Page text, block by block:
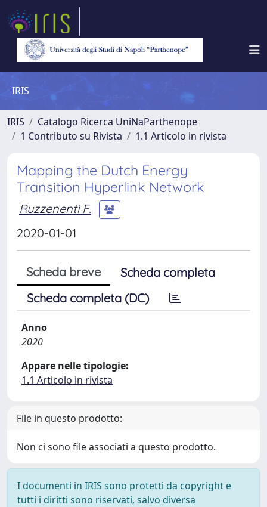
IRIS
IRIS
Catalogo Ricerca UniNaParthenope
1 Contributo su Rivista
1.1 Articolo in rivista
Mapping the Dutch Energy
Transition Hyperlink Network
Ruzzenenti F.
2020-01-01
Scheda breve
Scheda completa
Scheda completa (DC)
Anno
2020
Appare nelle tipologie:
1.1 Articolo in rivista
File in questo prodotto:
Non ci sono file associati a questo prodotto.
I documenti in IRIS sono protetti da copyright e
tutti i diritti sono riservati, salvo diversa